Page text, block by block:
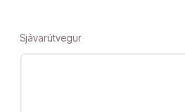
Sjávarútvegur